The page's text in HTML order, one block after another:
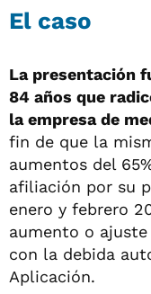
El caso
La presentación
84 años que
la empresa de
fin de que la
aumentos del
afiliación por su
enero y febrero
aumento o
con la debida
Aplicación.